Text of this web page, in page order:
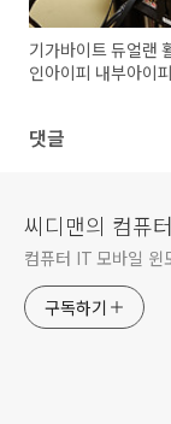
기가바이트 듀얼랜
인아이피 내부아이피
댓글
씨디맨의 컴퓨
컴퓨터 IT 모바일 윈
구독하기